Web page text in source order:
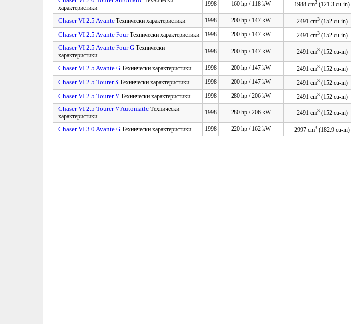
характеристики
1998 160 hp / 118 kW 1988 cm3 (121.3 cu-in)
Chaser VI 2.5 Avante Технически характеристики 1998 200 hp / 147 kW 2491 cm3(152 cu-in)
Chaser VI 2.5 Avante FourТехнически характеристики 1998 200 hp / 147 kW 2491 cm3(152 cu-in)
Chaser VI 2.5 Avante Four G Технически
характеристики
1998 200 hp / 147 kW 2491 cm3(152 cu-in)
Chaser VI 2.5 Avante G Технически характеристики 1998 200 hp / 147 kW 2491 cm3(152 cu-in)
Chaser VI 2.5 Tourer S Технически характеристики 1998 200 hp / 147 kW 2491 cm3(152 cu-in)
Chaser VI 2.5 Tourer V Технически характеристики 1998 280 hp / 206 kW 2491 cm3(152 cu-in)
Chaser VI 2.5 Tourer V Automatic Технически
характеристики
1998 280 hp / 206 kW 2491 cm3(152 cu-in)
Chaser VI 3.0 Avante G Технически характеристики 1998 220 hp / 162 kW 2997 cm3 (182.9 cu-in)